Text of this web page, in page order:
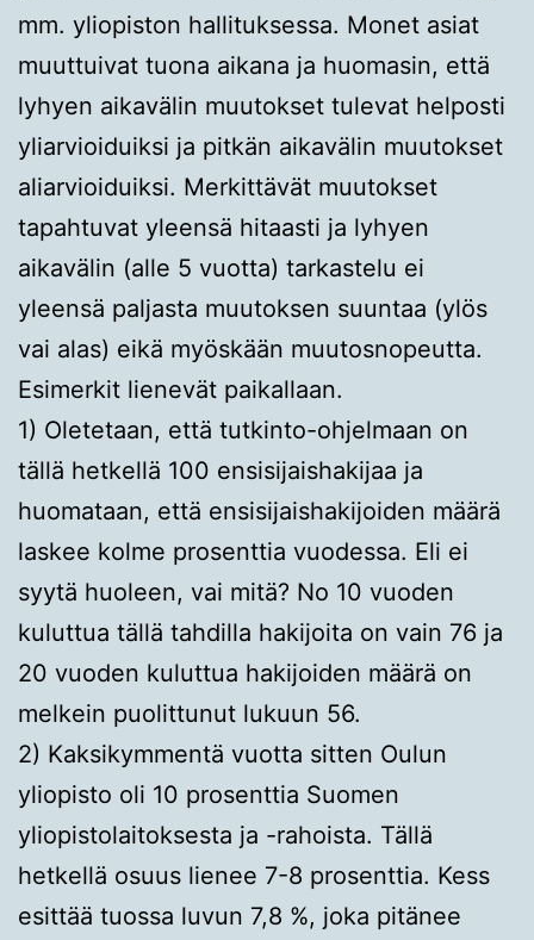
mm. yliopiston hallituksessa. Monet asiat
muuttuivat tuona aikana ja huomasin, että
lyhyen aikavälin muutokset tulevat helposti
yliarvioiduiksi ja pitkän aikavälin muutokset
aliarvioiduiksi. Merkittävät muutokset
tapahtuvat yleensä hitaasti ja lyhyen
aikavälin (alle 5 vuotta) tarkastelu ei
yleensä paljasta muutoksen suuntaa (ylös
vai alas) eikä myöskään muutosnopeutta.
Esimerkit lienevät paikallaan.
1) Oletetaan, että tutkinto-ohjelmaan on
tällä hetkellä 100 ensisijaishakijaa ja
huomataan, että ensisijaishakijoiden määrä
laskee kolme prosenttia vuodessa. Eli ei
syytä huoleen, vai mitä? No 10 vuoden
kuluttua tällä tahdilla hakijoita on vain 76 ja
20 vuoden kuluttua hakijoiden määrä on
melkein puolittunut lukuun 56.
2) Kaksikymmentä vuotta sitten Oulun
yliopisto oli 10 prosenttia Suomen
yliopistolaitoksesta ja -rahoista. Tällä
hetkellä osuus lienee 7-8 prosenttia. Kess
esittää tuossa luvun 7,8 %, joka pitänee